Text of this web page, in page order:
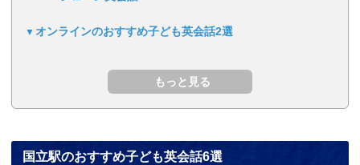
オンラインのおすすめ子ども英会話2選
国立駅のおすすめ子ども英会話6選